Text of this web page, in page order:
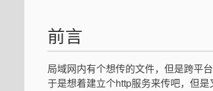
前言
局域网内有个想传的文件，但是跨平台
于是想着建立个http服务来传吧，但